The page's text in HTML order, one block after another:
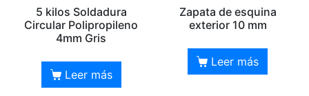
5 kilos Soldadura
Circular Polipropileno
4mm Gris
Leer más
Zapata de esquina
exterior 10 mm
Leer más